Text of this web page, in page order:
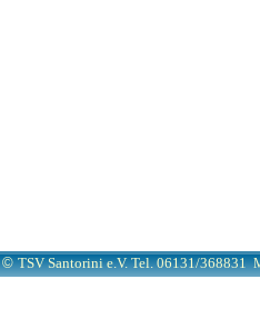
©TSV Santorini e.V. Tel. 06131/368831